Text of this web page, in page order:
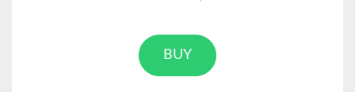
BUY